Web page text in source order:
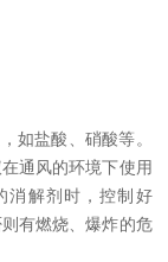
盐酸、硝酸等。
通风的环境下使用
消解剂时，控制好
有燃烧、爆炸的危